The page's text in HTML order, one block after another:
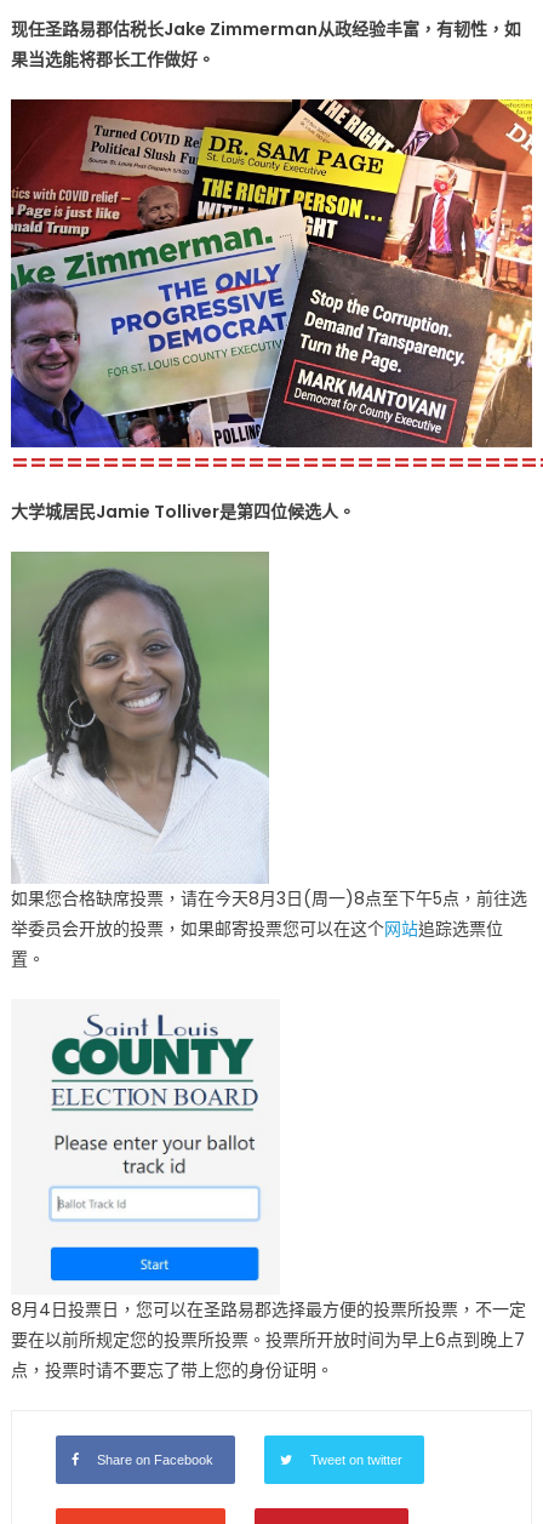
现任圣路易郡估税长Jake Zimmerman从政经验丰富，有韧性，如
果当选能将郡长工作做好。
大学城居民Jamie Tolliver是第四位候选人。
如果您合格缺席投票，请在今天8月3日(周一)8点至下午5点，前往选
举委员会开放的投票，如果邮寄投票您可以在这个网站追踪选票位
置。
8月4日投票日，您可以在圣路易郡选择最方便的投票所投票，不一定
要在以前所规定您的投票所投票。投票所开放时间为早上6点到晚上7
点，投票时请不要忘了带上您的身份证明。
Share on Facebook Tweet on twitter